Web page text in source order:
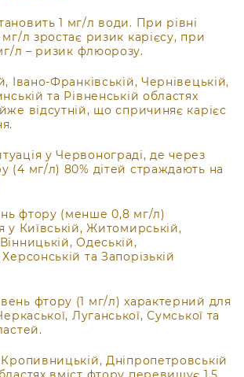
1 мг/л води. При рівні
л зростає ризик карієсу, при
л – ризик флюорозу.
Івано-Франківській, Чернівецькій,
та Рівненській областях
відсутній, що спричиняє карієс
у Червонограді, де через
(4 мг/л) 80% дітей страждають на
фтору (менше 0,8 мг/л)
у Київській, Житомирській,
Одеській,
та Запорізькій
фтору (1 мг/л) характерний для
Луганської, Сумської та
Дніпропетровській